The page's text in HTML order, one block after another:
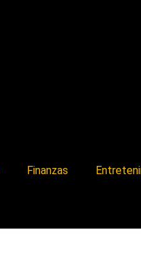
Finanzas